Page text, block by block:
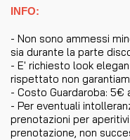
INFO:
- Non sono ammessi
sia durante la parte
- E' richiesto look
rispettato non
- Costo Guardaroba: 5€
- Per eventuali
prenotazioni per
prenotazione, non